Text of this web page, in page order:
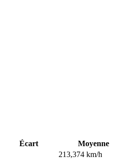
Écart Moyenne
213,374 km/h